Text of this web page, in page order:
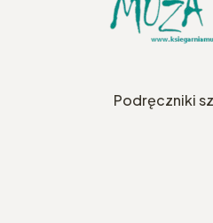
Podręczniki